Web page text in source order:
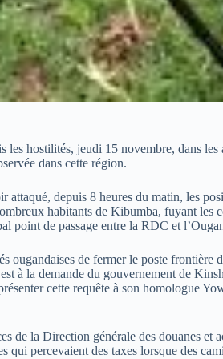
hostilités, jeudi 15 novembre, dans
dans cette région.
depuis 8 heures du matin, les
habitants de Kibumba, fuyant
de passage entre la RDC et
de fermer le poste frontière
à la demande du gouvernement de
cette requête à son homologue
la Direction générale des douanes
percevaient des taxes lorsque des